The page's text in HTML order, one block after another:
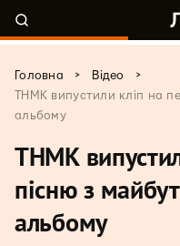
Головна > Відео
>
ТНМК випустили кліп на
альбому
ТНМК
пісню з
альбому